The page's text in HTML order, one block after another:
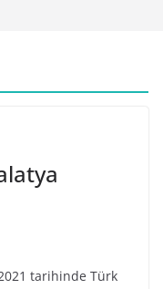
tarihinde Türk